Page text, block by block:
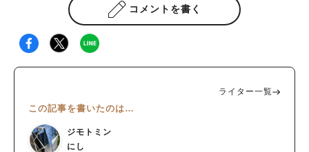
コメントを書く
ライター一覧
この記事を書いたのは…
ジモトミン
にし